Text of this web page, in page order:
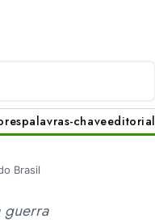
palavras-chaveeditorial
Brasil
guerra